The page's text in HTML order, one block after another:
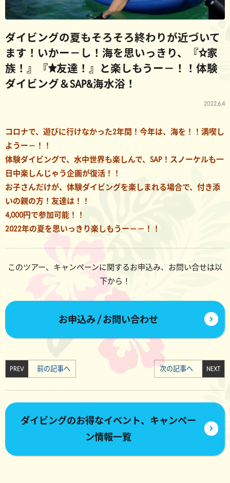
ダイビングの夏もそろそろ終わりが近づいて
ます！いかー－し！海を思いっきり、『☆家
族！』『★友達！』と楽しもうー－！！体験
ダイビング＆SAP&海水浴！
2022.6.4
コロナで、遊びに行けなかった2年間！今年は、海を！！満喫し
ようー－！！
体験ダイビングで、水中世界も楽しんで、SAP！スノーケルも一
日中楽しんじゃう企画が復活！！
お子さんだけが、体験ダイビングを楽しまれる場合で、付き添
いの親の方！友達は！！
4,000円で参加可能！！
2022年の夏を思いっきり楽しもうー－－！！
このツアー、キャンペーンに関するお申込み、お問い合せは以
下から！
お申込み / お問い合わせ
PREV 前の記事へ NEXT
次の記事へ
ダイビングのお得なイベント、キャンペー
ン情報一覧